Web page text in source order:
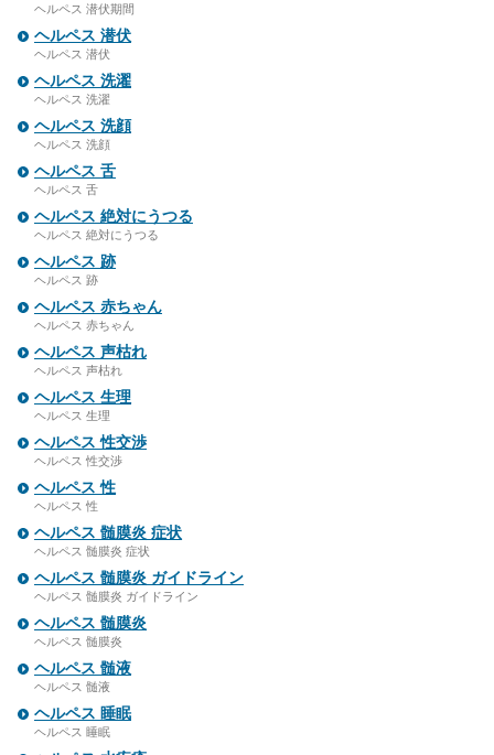
ヘルペス 潜伏期間
ヘルペス 潜伏
ヘルペス 潜伏
ヘルペス 洗濯
ヘルペス 洗濯
ヘルペス 洗顔
ヘルペス 洗顔
ヘルペス 舌
ヘルペス 舌
ヘルペス 絶対にうつる
ヘルペス 絶対にうつる
ヘルペス 跡
ヘルペス 跡
ヘルペス 赤ちゃん
ヘルペス 赤ちゃん
ヘルペス 声枯れ
ヘルペス 声枯れ
ヘルペス 生理
ヘルペス 生理
ヘルペス 性交渉
ヘルペス 性交渉
ヘルペス 性
ヘルペス 性
ヘルペス 髄膜炎 症状
ヘルペス 髄膜炎 症状
ヘルペス 髄膜炎 ガイドライン
ヘルペス 髄膜炎 ガイドライン
ヘルペス 髄膜炎
ヘルペス 髄膜炎
ヘルペス 髄液
ヘルペス 髄液
ヘルペス 睡眠
ヘルペス 睡眠